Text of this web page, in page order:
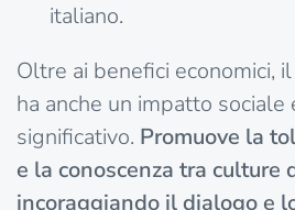
italiano.
Oltre ai benefici economici,
ha anche un impatto sociale
significativo. Promuove la
e la conoscenza tra culture
incoraggiando il dialogo e